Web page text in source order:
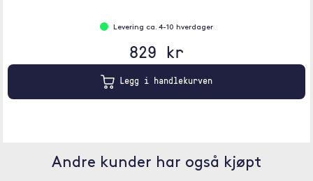
Levering ca. 4-10 hverdager
829 kr
Legg i handlekurven
Andre kunder har også kjøpt